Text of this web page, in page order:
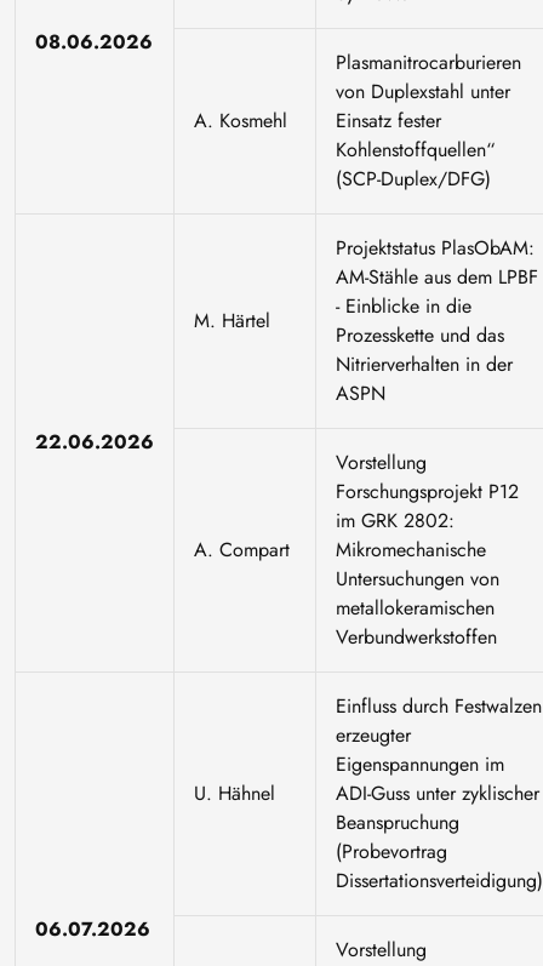
08.06.2026
A. Kosmehl
Plasmanitrocarburieren
von Duplexstahl unter
Einsatz fester
Kohlenstoffquellen“
(SCP-Duplex/DFG)
22.06.2026
M. Härtel
Projektstatus PlasObAM:
AM-Stähle aus dem LPBF
- Einblicke in die
Prozesskette und das
Nitrierverhalten in der
ASPN
A. Compart
Vorstellung
Forschungsprojekt P12
im GRK 2802:
Mikromechanische
Untersuchungen von
metallokeramischen
Verbundwerkstoffen
06.07.2026
U. Hähnel
Einfluss durch Festwalzen
erzeugter
Eigenspannungen im
ADI-Guss unter zyklischer
Beanspruchung
(Probevortrag
Dissertationsverteidigung)
Vorstellung